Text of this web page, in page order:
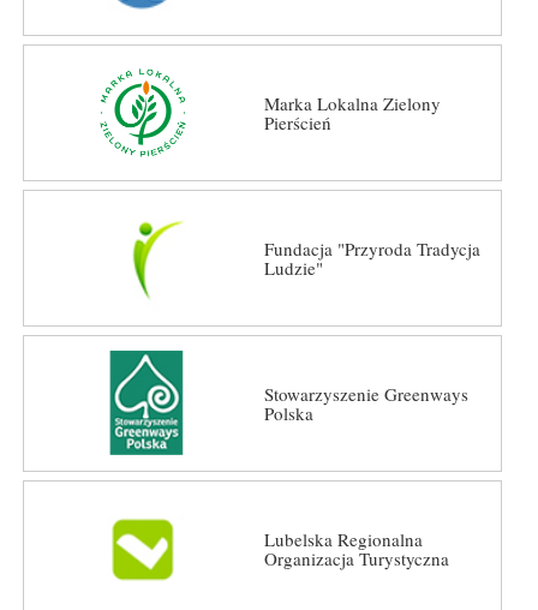
Marka Lokalna Zielony
Pierścień
Fundacja "Przyroda Tradycja
Ludzie"
Stowarzyszenie Greenways
Polska
Lubelska Regionalna
Organizacja Turystyczna